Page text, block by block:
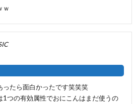
ｗ
たら面白かったです笑笑笑
1つの有効属性でおにこんはまだ使うの